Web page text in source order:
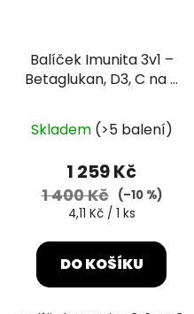
Balíček Imunita 3v1 –
Betaglukan, D3, C na 3
Skladem (>5 balení)
1 259 Kč
1 400 Kč
(–10 %)
Měrná
4,11 Kč / 1 ks
DO KOŠÍKU